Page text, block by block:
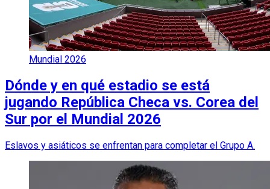
Mundial 2026
Dónde y en qué estadio se está
jugando República Checa vs. Corea del
Sur por el Mundial 2026
Eslavos y asiáticos se enfrentan para completar el Grupo A.